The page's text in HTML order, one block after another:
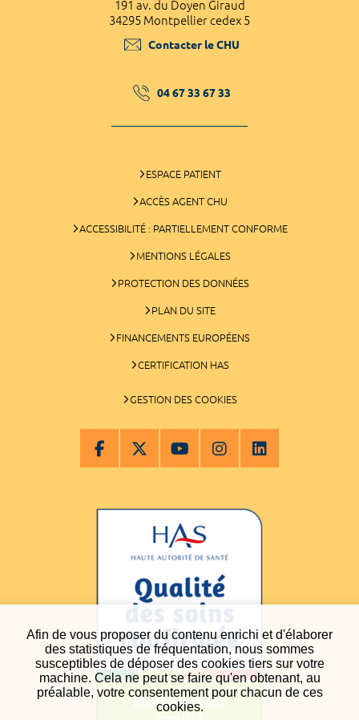
Afin de vous proposer du contenu enrichi et d'élaborer
des statistiques de fréquentation, nous sommes
susceptibles de déposer des cookies tiers sur votre
machine. Cela ne peut se faire qu'en obtenant, au
préalable, votre consentement pour chacun de ces
cookies.
191 av. du Doyen Giraud
34295 Montpellier cedex 5
Contacter le CHU
04 67 33 67 33
ESPACE PATIENT
ACCÈS AGENT CHU
ACCESSIBILITÉ : PARTIELLEMENT CONFORME
MENTIONS LÉGALES
PROTECTION DES DONNÉES
PLAN DU SITE
FINANCEMENTS EUROPÉENS
CERTIFICATION HAS
GESTION DES COOKIES